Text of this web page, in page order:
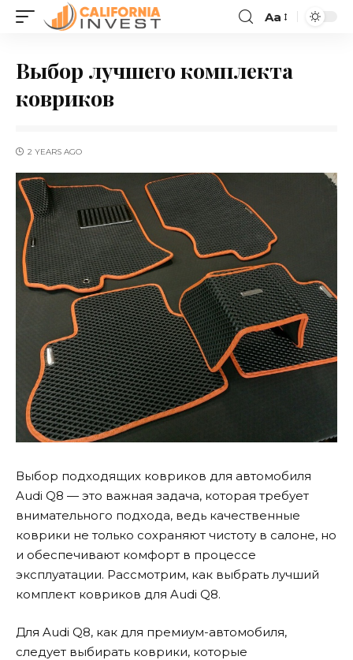
Aa
Выбор лучшего комплекта
ковриков
2 YEARS AGO
Выбор подходящих ковриков для автомобиля
Audi Q8 — это важная задача, которая требует
внимательного подхода, ведь качественные
коврики не только сохраняют чистоту в салоне, но
и обеспечивают комфорт в процессе
эксплуатации. Рассмотрим, как выбрать лучший
комплект ковриков для Audi Q8.
Для Audi Q8, как для премиум-автомобиля,
следует выбирать коврики, которые